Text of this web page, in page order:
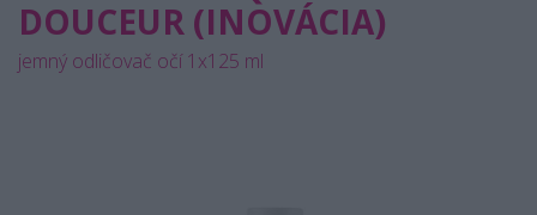
DOUCEUR (INOVÁCIA)
jemný odličovač očí 1x125 ml